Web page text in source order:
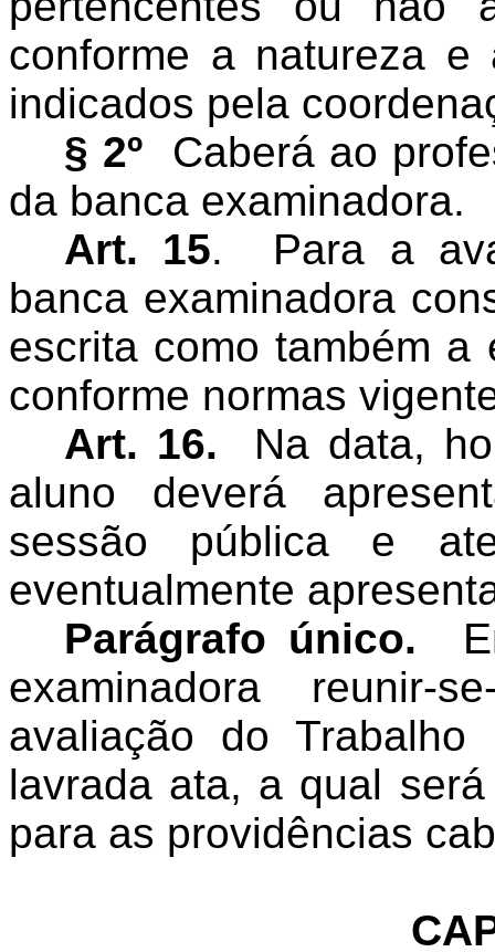
conforme a natureza e
indicados pela
§ 2º
Caberá ao
da banca examinadora.
Art. 15.
Para a
banca examinadora
escrita como também a
conforme normas
Art. 16.
Na data,
aluno deverá
sessão pública e
eventualmente
Parágrafo único.
examinadora
avaliação do
lavrada ata, a qual
para as providências